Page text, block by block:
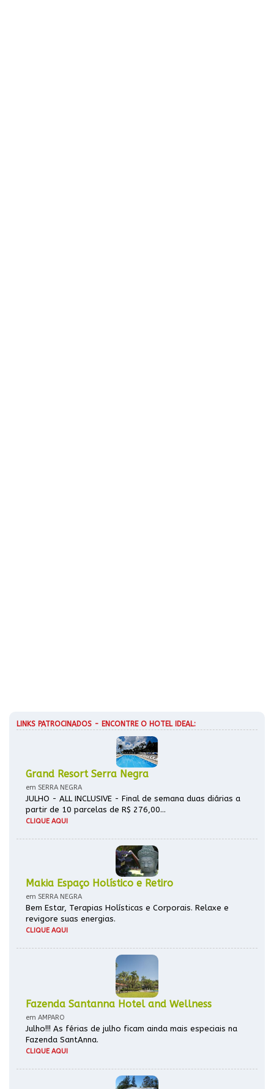
LINKS PATROCINADOS - ENCONTRE O HOTEL IDEAL:
Grand Resort Serra Negra
em SERRA NEGRA
JULHO - ALL INCLUSIVE - Final de semana duas diárias a
partir de 10 parcelas de R$ 276,00...
CLIQUE AQUI
Makia Espaço Holístico e Retiro
em SERRA NEGRA
Bem Estar, Terapias Holísticas e Corporais. Relaxe e
revigore suas energias.
CLIQUE AQUI
Fazenda Santanna Hotel and Wellness
em AMPARO
Julho!!! As férias de julho ficam ainda mais especiais na
Fazenda SantAnna.
CLIQUE AQUI